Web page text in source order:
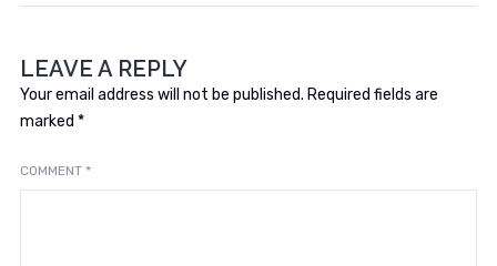
LEAVE A REPLY
Your email address will not be published. Required fields are
marked *
COMMENT *